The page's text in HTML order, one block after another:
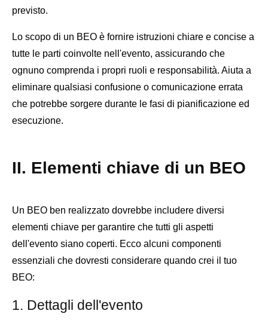
previsto.
Lo scopo di un BEO è fornire istruzioni chiare e concise a
tutte le parti coinvolte nell'evento, assicurando che
ognuno comprenda i propri ruoli e responsabilità. Aiuta a
eliminare qualsiasi confusione o comunicazione errata
che potrebbe sorgere durante le fasi di pianificazione ed
esecuzione.
II. Elementi chiave di un BEO
Un BEO ben realizzato dovrebbe includere diversi
elementi chiave per garantire che tutti gli aspetti
dell'evento siano coperti. Ecco alcuni componenti
essenziali che dovresti considerare quando crei il tuo
BEO:
1. Dettagli dell'evento